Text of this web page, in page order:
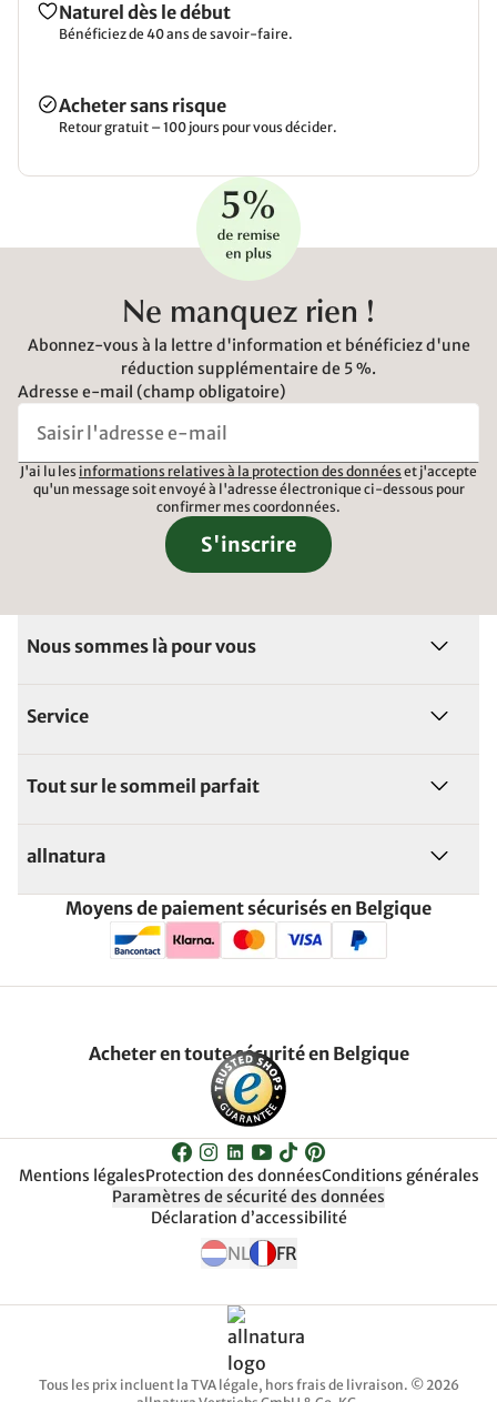
Naturel dès le début
Bénéficiez de 40 ans de savoir-faire.
Acheter sans risque
Retour gratuit – 100 jours pour vous décider.
Ne manquez rien !
Abonnez-vous à la lettre d'information et bénéficiez d'une
réduction supplémentaire de 5 %.
Adresse e-mail (champ obligatoire)
J'ai lu les informations relatives à la protection des données et j'accepte
qu'un message soit envoyé à l'adresse électronique ci-dessous pour
confirmer mes coordonnées.
S'inscrire
Nous sommes là pour vous
Service
Tout sur le sommeil parfait
allnatura
Moyens de paiement sécurisés en Belgique
Acheter en toute sécurité en Belgique
Mentions légalesProtection des donnéesConditions générales
Paramètres de sécurité des données
Déclaration d’accessibilité
NL FR
Tous les prix incluent la TVA légale, hors frais de livraison. © 2026